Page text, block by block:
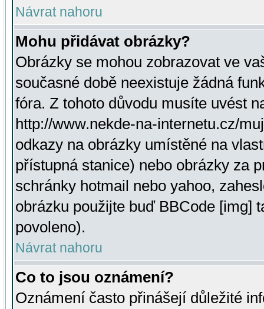
Návrat nahoru
Mohu přidávat obrázky?
Obrázky se mohou zobrazovat ve
současné době neexistuje žádná
fóra. Z tohoto důvodu musíte uvést
http://www.nekde-na-internetu.cz/
odkazy na obrázky umístěné na
přístupná stanice) nebo obrázky za
schránky hotmail nebo yahoo,
obrázku použijte buď BBCode [img]
povoleno).
Návrat nahoru
Co to jsou oznámení?
Oznámení často přinášejí důležité